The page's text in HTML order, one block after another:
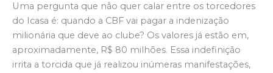
Uma pergunta que não quer calar entre os torcedores
do Icasa é: quando a CBF vai pagar a indenização
milionária que deve ao clube? Os valores já estão em,
aproximadamente, R$ 80 milhões. Essa indefinição
irrita a torcida que já realizou inúmeras manifestações,